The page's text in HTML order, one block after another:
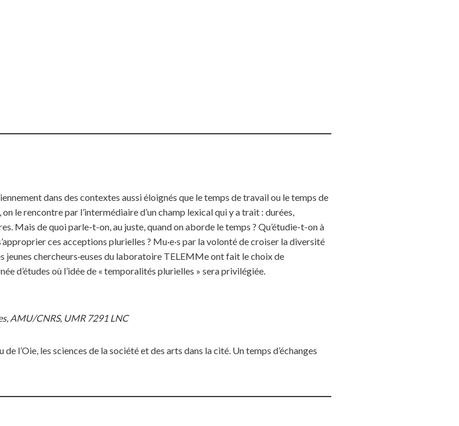
dans des contextes aussi éloignés que le temps de travail ou le temps de
le rencontre par l’intermédiaire d’un champ lexical qui y a trait : durées,
Mais de quoi parle-t-on, au juste, quand on aborde le temps ? Qu’étudie-t-on à
ces acceptions plurielles ? Mu·e·s par la volonté de croiser la diversité
jeunes chercheurs·euses du laboratoire TELEMMe ont fait le choix de
d’études où l’idée de « temporalités plurielles » sera privilégiée.
AMU/CNRS, UMR 7291 LNC
l’Oie, les sciences de la société et des arts dans la cité. Un temps d’échanges